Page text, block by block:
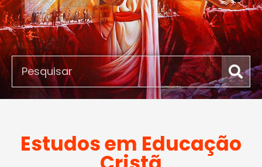
Estudos em Educação